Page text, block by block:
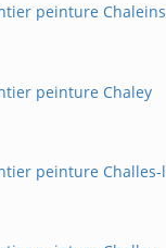
peinture Chaleins
peinture Chaley
peinture Challes-